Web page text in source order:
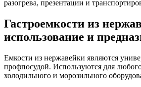
разогрева, презентации и
Гастроемкости из
использование и
Емкости из нержавейки являются
профпосудой. Используются для
холодильного и морозильного